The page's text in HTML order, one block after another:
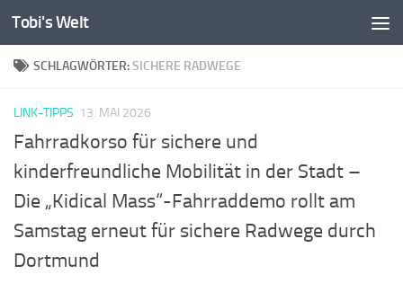
Zum Inhalt springen
Tobi's Welt
SCHLAGWÖRTER:SICHERE RADWEGE
LINK-TIPPS 13. MAI 2026
Fahrradkorso für sichere und
kinderfreundliche Mobilität in der Stadt –
Die „Kidical Mass“-Fahrraddemo rollt am
Samstag erneut für sichere Radwege durch
Dortmund